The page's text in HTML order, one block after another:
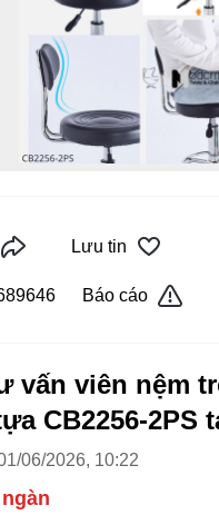
Lưu tin
Báo cáo
vấn viên nệm
CB2256-2PS
06/2026, 10:22